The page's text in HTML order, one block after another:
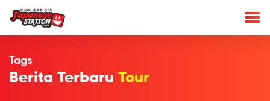
Tags
Berita Terbaru Tour